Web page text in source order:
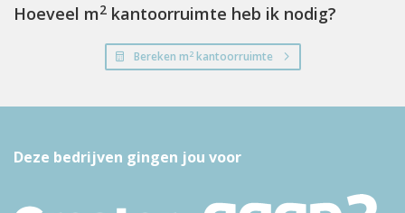
Hoeveel m2 kantoorruimte heb ik nodig?
Bereken m2kantoorruimte
Deze bedrijven gingen jou voor